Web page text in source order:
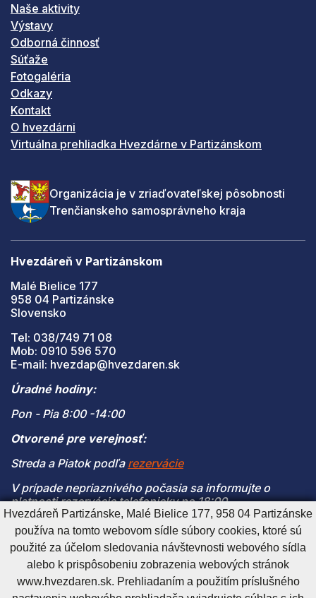
Naše aktivity
Výstavy
Odborná činnosť
Súťaže
Fotogaléria
Odkazy
Kontakt
O hvezdárni
Virtuálna prehliadka Hvezdárne v Partizánskom
Organizácia je v zriaďovateľskej pôsobnosti
Trenčianskeho samosprávneho kraja
Hvezdáreň v Partizánskom
Malé Bielice 177
958 04 Partizánske
Slovensko
Tel: 038/749 71 08
Mob: 0910 596 570
E-mail: hvezdap@hvezdaren.sk
Úradné hodiny:
Pon - Pia 8:00 -14:00
Otvorené pre verejnosť:
Streda a Piatok podľa rezervácie
V prípade nepriaznivého počasia sa informujte o
platnosti rezervácie telefonicky po 18:00
(V prípade naplnenia kapacity je vstup na pozorovanie
možný len s platnou rezerváciou)
Cookies nastavenieCookies - viac informáciíVyhlásenie o prístupnosti
Hvezdáreň Partizánske, Malé Bielice 177, 958 04 Partizánske
používa na tomto webovom sídle súbory cookies, ktoré sú
použité za účelom sledovania návštevnosti webového sídla
alebo k prispôsobeniu zobrazenia webových stránok
www.hvezdaren.sk. Prehliadaním a použitím príslušného